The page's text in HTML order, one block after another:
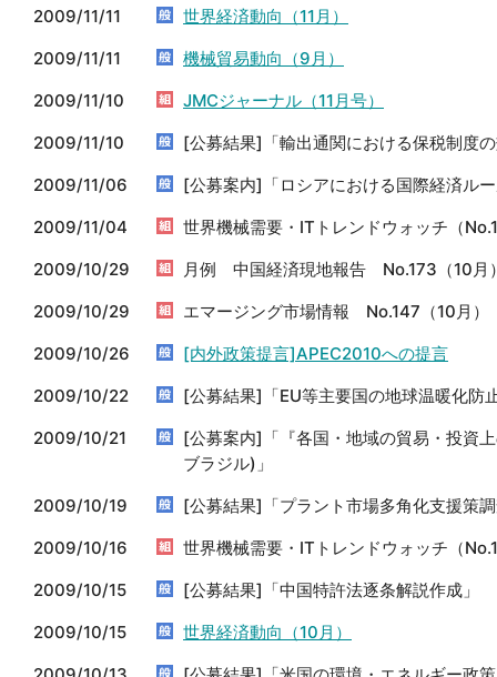
2009/11/11
世界経済動向（11月）
2009/11/11
機械貿易動向（9月）
2009/11/10
JMCジャーナル（11月号）
2009/11/10
[公募結果]「輸出通関における保税制度
2009/11/06
[公募案内]「ロシアにおける国際経済ル
2009/11/04
世界機械需要・ITトレンドウォッチ（
2009/10/29
月例 中国経済現地報告 No.173（10月
2009/10/29
エマージング市場情報 No.147（10月）
2009/10/26
[内外政策提言]APEC2010への提言
2009/10/22
[公募結果]「EU等主要国の地球温暖化防
2009/10/21
[公募案内]「『各国・地域の貿易・投資
ブラジル)」
2009/10/19
[公募結果]「プラント市場多角化支援策
2009/10/16
世界機械需要・ITトレンドウォッチ（
2009/10/15
[公募結果]「中国特許法逐条解説作成」
2009/10/15
世界経済動向（10月）